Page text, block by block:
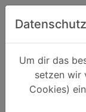
Um dir das
setzen wir
Cookies)
Anbieter